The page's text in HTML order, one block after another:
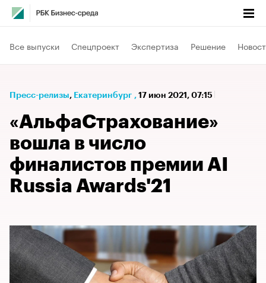
Все выпуски Спецпроект Экспертиза Решение
Пресс-релизы⁠, Екатеринбург , 17 июн 2021, 07:15
«АльфаСтрахование»
вошла в число
финалистов премии AI
Russia Awards'21